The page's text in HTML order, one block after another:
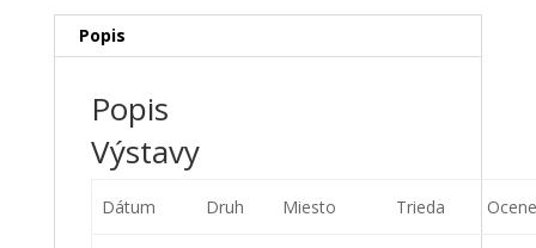
Popis
Popis
Výstavy
Dátum Druh Miesto Trieda